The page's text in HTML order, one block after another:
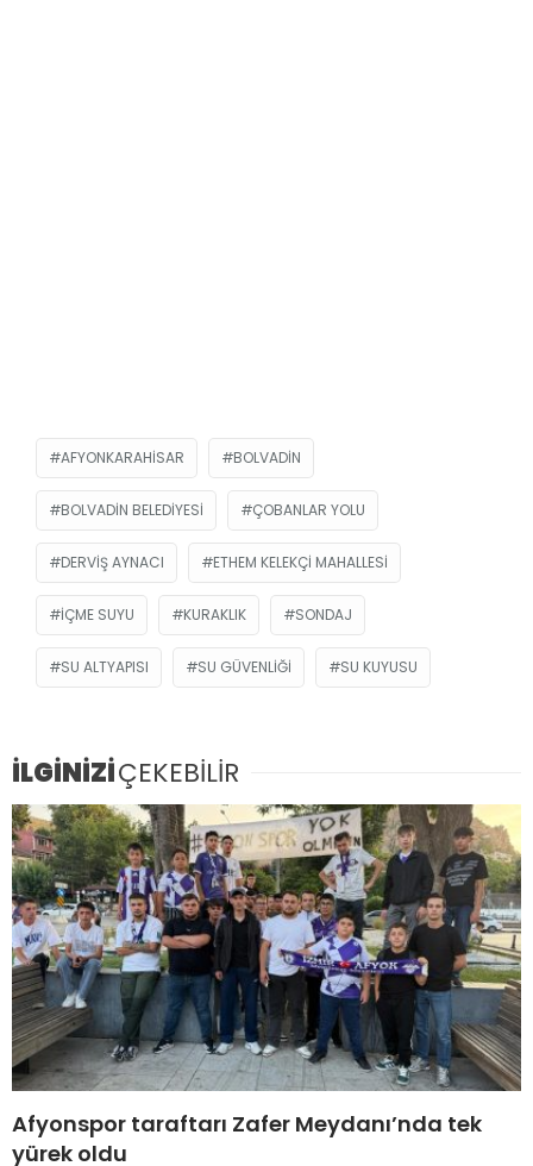
AFYONKARAHISAR BOLVADIN
BOLVADIN BELEDIYESI ÇOBANLAR YOLU
DERVIŞ AYNACI ETHEM KELEKÇI MAHALLESI
IÇME SUYU KURAKLIK SONDAJ
SU ALTYAPISI SU GÜVENLIĞI SU KUYUSU
İLGİNİZİÇEKEBİLİR
Afyonspor taraftarı Zafer Meydanı’nda tek
yürek oldu